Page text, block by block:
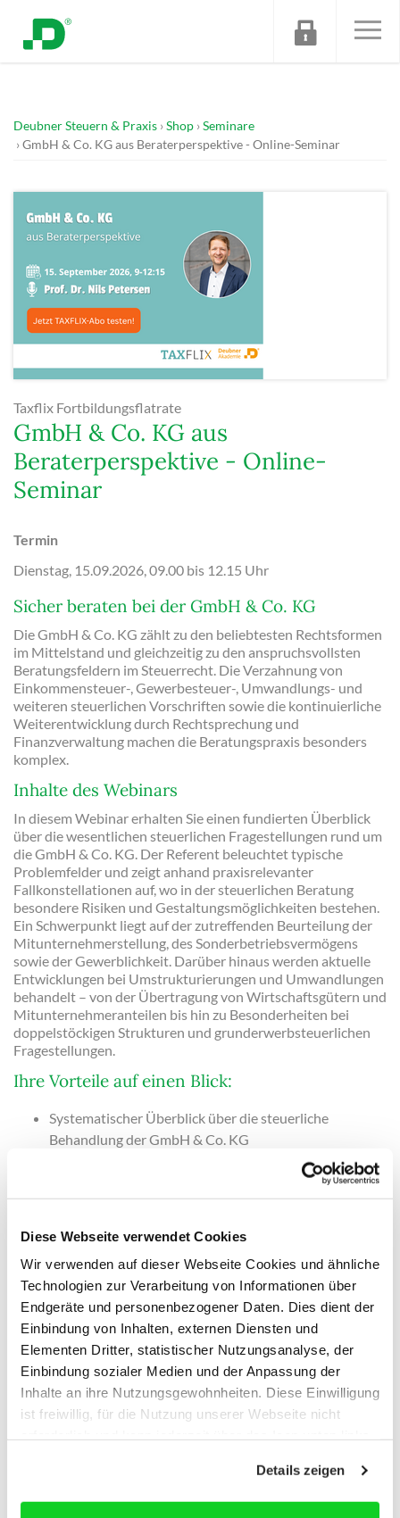
Diese Webseite verwendet Cookies
Wir verwenden auf dieser Webseite Cookies und ähnliche
Technologien zur Verarbeitung von Informationen über
Endgeräte und personenbezogener Daten. Dies dient der
Einbindung von Inhalten, externen Diensten und
Elementen Dritter, statistischer Nutzungsanalyse, der
Einbindung sozialer Medien und der Anpassung der
Inhalte an ihre Nutzungsgewohnheiten. Diese Einwilligung
ist freiwillig, für die Nutzung unserer Webseite nicht
und imImpressum
Details zeigen
Deubner Steuern & Praxis Shop Seminare
GmbH & Co. KG aus Beraterperspektive - Online-Seminar
Taxflix Fortbildungsflatrate
GmbH & Co. KG aus
Beraterperspektive - Online-
Seminar
Termin
Dienstag, 15.09.2026, 09.00 bis 12.15 Uhr
Sicher beraten bei der GmbH & Co. KG
Die GmbH & Co. KG zählt zu den beliebtesten Rechtsformen
im Mittelstand und gleichzeitig zu den anspruchsvollsten
Beratungsfeldern im Steuerrecht. Die Verzahnung von
Einkommensteuer-, Gewerbesteuer-, Umwandlungs- und
weiteren steuerlichen Vorschriften sowie die kontinuierliche
Weiterentwicklung durch Rechtsprechung und
Finanzverwaltung machen die Beratungspraxis besonders
komplex.
Inhalte des Webinars
In diesem Webinar erhalten Sie einen fundierten Überblick
über die wesentlichen steuerlichen Fragestellungen rund um
die GmbH & Co. KG. Der Referent beleuchtet typische
Problemfelder und zeigt anhand praxisrelevanter
Fallkonstellationen auf, wo in der steuerlichen Beratung
besondere Risiken und Gestaltungsmöglichkeiten bestehen.
Ein Schwerpunkt liegt auf der zutreffenden Beurteilung der
Mitunternehmerstellung, des Sonderbetriebsvermögens
sowie der Gewerblichkeit. Darüber hinaus werden aktuelle
Entwicklungen bei Umstrukturierungen und Umwandlungen
behandelt – von der Übertragung von Wirtschaftsgütern und
Mitunternehmeranteilen bis hin zu Besonderheiten bei
doppelstöckigen Strukturen und grunderwerbsteuerlichen
Fragestellungen.
Ihre Vorteile auf einen Blick:
Systematischer Überblick über die steuerliche
Behandlung der GmbH & Co. KG
Sicherheit bei der Einordnung typischer Praxisfälle
Erkennen und Vermeiden häufiger Beratungsfehler
Aktuelle Entwicklungen aus Rechtsprechung und
Praxishinweise zu Umstrukturierungen und
Umwandlungen
Wertvolle Impulse für die Gestaltungsberatung
Ihr Referent
Dr. Nils Petersen, M.A. Taxation, ist Partner bei MMP
Partnerschaft mbB Steuerberater. Er verfügt über
umfassende Erfahrung in der nationalen
Unternehmensbesteuerung mit Schwerpunkt auf
Personengesellschaften, Umstrukturierungen und
Immobilien. Seine besondere Expertise liegt im
Grunderwerbsteuerrecht. Er ist Autor zahlreicher
Fachpublikationen und Lehrbeauftragter an Hochschulen,
unter anderem für Grunderwerbsteuer- und